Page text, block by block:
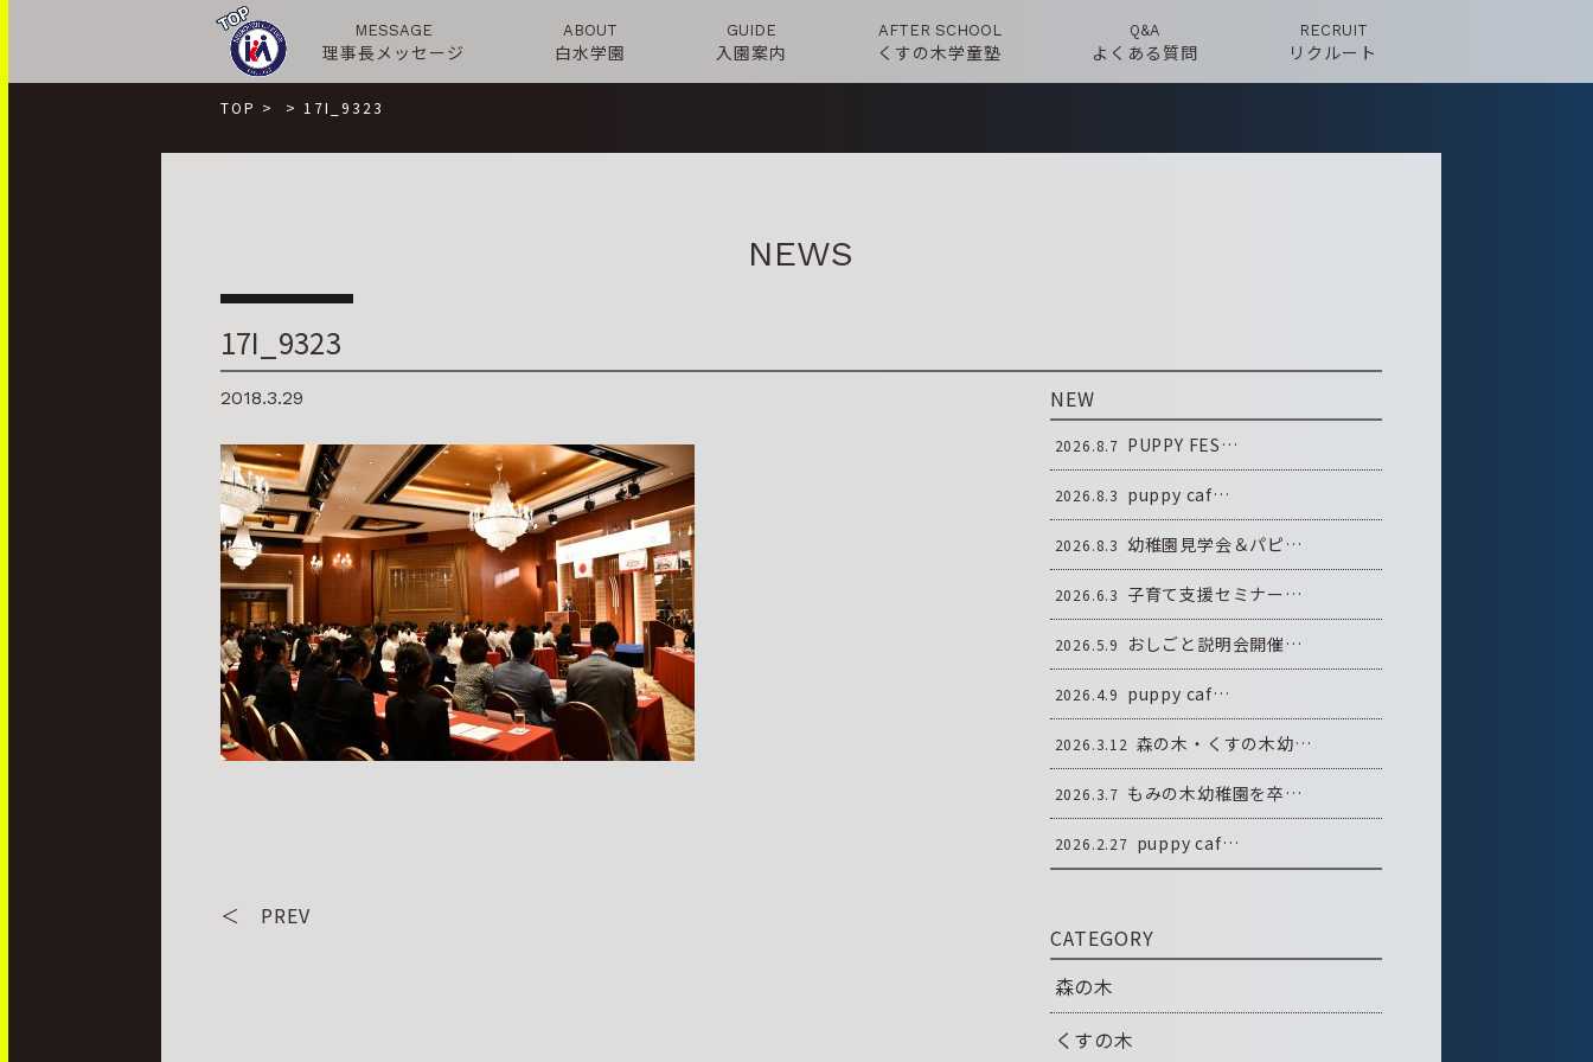
MESSAGE
理事長メッセージ
ABOUT
白水学園
GUIDE
入園案内
AFTER SCHOOL
くすの木学童塾
Q&A
よくある質問
RECRUIT
リクルート
TOP > > 17I_9323
NEWS
17I_9323
2018.3.29
＜ PREV
NEW
2026.8.7 PUPPY FES…
2026.8.3 puppy caf…
2026.8.3 幼稚園見学会＆パピ…
2026.6.3 子育て支援セミナー…
2026.5.9 おしごと説明会開催…
2026.4.9 puppy caf…
2026.3.12 森の木・くすの木幼…
2026.3.7 もみの木幼稚園を卒…
2026.2.27 puppy caf…
CATEGORY
森の木
くすの木